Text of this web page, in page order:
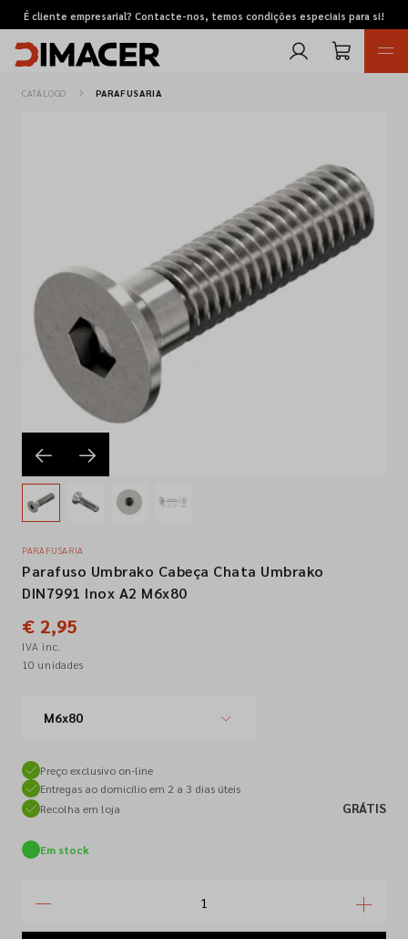
É cliente empresarial? Contacte-nos, temos condições especiais para si!
Pedidos de cotação
Marcas
Favoritos
Empresa
Contactos
Siga-nos nas redes sociais
CATÁLOGO PARAFUSARIA
PARAFUSARIA
Parafuso Umbrako Cabeça Chata Umbrako
DIN7991 Inox A2 M6x80
€ 2,95
IVA inc.
10 unidades
M6x80
Preço exclusivo on-line
Entregas ao domicílio em 2 a 3 dias úteis
Recolha em loja
GRÁTIS
Em stock